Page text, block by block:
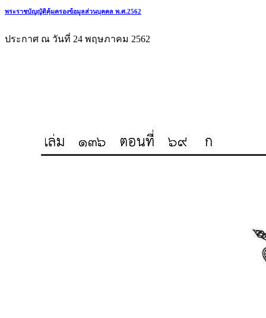
พระราชบัญญัติคุ้มครองข้อมูลส่วนบุคคล พ.ศ.2562
ประกาศ ณ วันที่ 24 พฤษภาคม 2562